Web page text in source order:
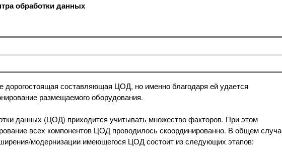
обработки данных
составляющая ЦОД, но именно благодаря ей удается
размещаемого оборудования.
данных (ЦОД) приходится учитывать множество факторов. При этом
всех компонентов ЦОД проводилось скоординированно. В общем
модернизации имеющегося ЦОД состоит из следующих этапов: